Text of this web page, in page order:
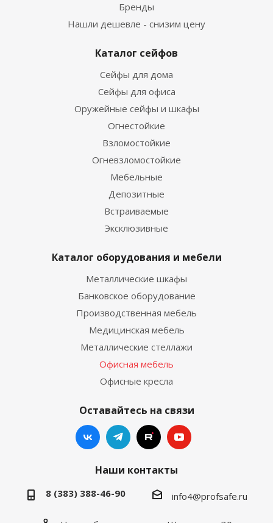
Бренды
Нашли дешевле - снизим цену
Каталог сейфов
Сейфы для дома
Сейфы для офиса
Оружейные сейфы и шкафы
Огнестойкие
Взломостойкие
Огневзломостойкие
Мебельные
Депозитные
Встраиваемые
Эксклюзивные
Каталог оборудования и мебели
Металлические шкафы
Банковское оборудование
Производственная мебель
Медицинская мебель
Металлические стеллажи
Офисная мебель
Офисные кресла
Оставайтесь на связи
Наши контакты
8 (383) 388-46-90 info4@profsafe.ru